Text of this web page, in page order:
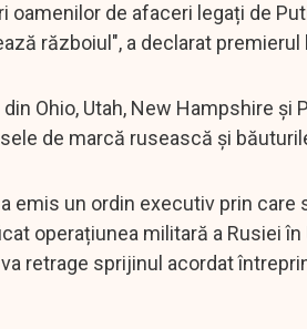
de afaceri legați de
războiul", a declarat
Ohio, Utah, New Hampshire
de marcă rusească și
emis un ordin executiv prin
operațiunea militară a Rusiei
retrage sprijinul acordat